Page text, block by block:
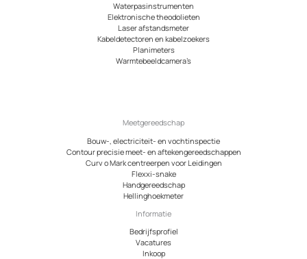
Waterpasinstrumenten
Elektronische theodolieten
Laser afstandsmeter
Kabeldetectoren en kabelzoekers
Planimeters
Warmtebeeldcamera’s
Meetgereedschap
Bouw-, electriciteit- en vochtinspectie
Contour precisie meet- en aftekengereedschappen
Curv o Mark centreerpen voor Leidingen
Flexxi-snake
Handgereedschap
Hellinghoekmeter
Informatie
Bedrijfsprofiel
Vacatures
Inkoop